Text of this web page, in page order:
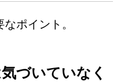
ポイント。
づいていなく